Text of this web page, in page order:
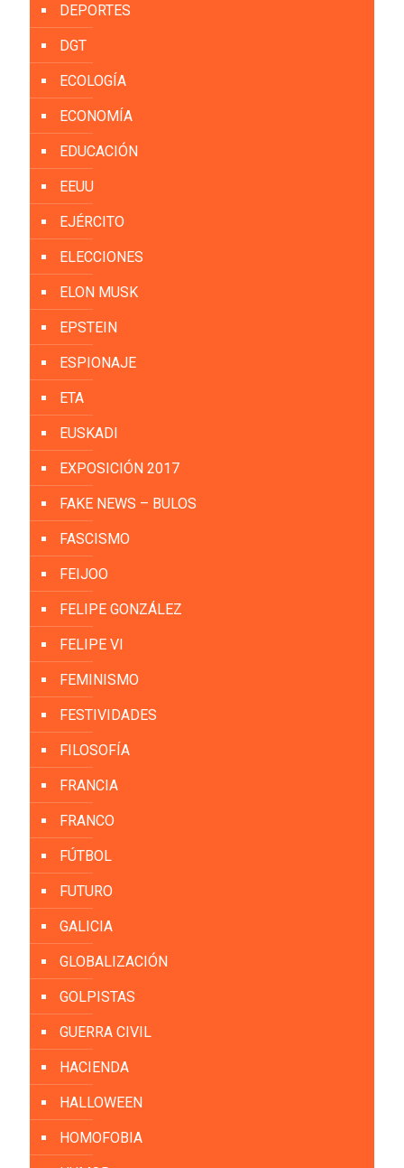
DEPORTES
DGT
ECOLOGÍA
ECONOMÍA
EDUCACIÓN
EEUU
EJÉRCITO
ELECCIONES
ELON MUSK
EPSTEIN
ESPIONAJE
ETA
EUSKADI
EXPOSICIÓN 2017
FAKE NEWS – BULOS
FASCISMO
FEIJOO
FELIPE GONZÁLEZ
FELIPE VI
FEMINISMO
FESTIVIDADES
FILOSOFÍA
FRANCIA
FRANCO
FÚTBOL
FUTURO
GALICIA
GLOBALIZACIÓN
GOLPISTAS
GUERRA CIVIL
HACIENDA
HALLOWEEN
HOMOFOBIA